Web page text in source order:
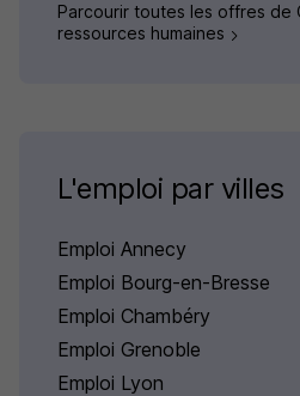
Parcourir toutes les offres de
ressources humaines
L'emploi par villes
Emploi Annecy
Emploi Bourg-en-Bresse
Emploi Chambéry
Emploi Grenoble
Emploi Lyon